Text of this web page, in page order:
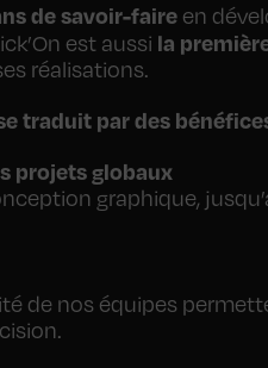
de savoir-faire en
est aussi la
réalisations.
traduit par des
projets globaux
graphique,
de nos équipes